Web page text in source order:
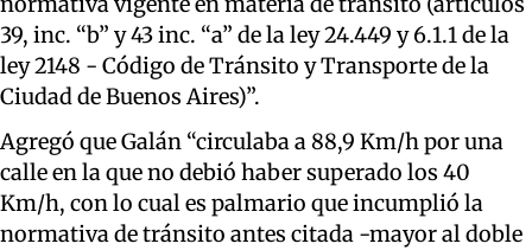
39, inc. “b” y 43 inc. “a” de la ley 24.449 y 6.1.1 de la
ley 2148 - Código de Tránsito y Transporte de la
Ciudad de Buenos Aires)”.
Agregó que Galán “circulaba a 88,9 Km/h por una
calle en la que no debió haber superado los 40
Km/h, con lo cual es palmario que incumplió la
normativa de tránsito antes citada -mayor al doble